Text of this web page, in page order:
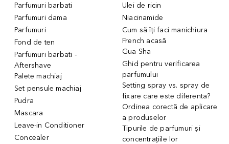
Parfumuri barbati
Parfumuri dama
Parfumuri
Fond de ten
Parfumuri barbati -
Aftershave
Palete machiaj
Set pensule machiaj
Pudra
Mascara
Leave-in Conditioner
Concealer
Ulei de ricin
Niacinamide
Cum să îți faci manichiura
French acasă
Gua Sha
Ghid pentru verificarea
parfumului
Setting spray vs. spray de
fixare care este diferenta?
Ordinea corectă de aplicare
a produselor
Tipurile de parfumuri și
concentrațiile lor